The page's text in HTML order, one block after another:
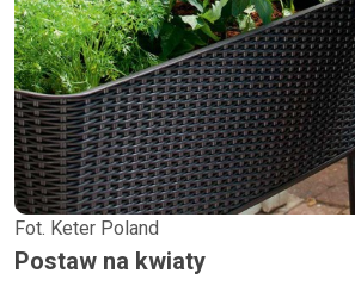
Fot. Keter Poland
Postaw na kwiaty